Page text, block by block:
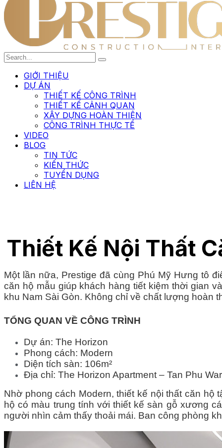
GIỚI THIỆU
DỰ ÁN
THIẾT KẾ CÔNG TRÌNH
THIẾT KẾ CẢNH QUAN
XÂY DỰNG HOÀN THIỆN
CÔNG TRÌNH THỰC TẾ
VIDEO
BLOG
TIN TỨC
KIẾN THỨC
TUYỂN DỤNG
LIÊN HỆ
Thiết Kế Nội Thất
Một lần nữa, Prestige đã cùng Phú Mỹ Hưng tô
căn hộ mẫu giúp khách hàng tiết kiệm thời gian
khu Nam Sài Gòn. Không chỉ về chất lượng hoàn
TỔNG QUAN VỀ CÔNG TRÌNH
Dự án: The Horizon
Phong cách: Modern
Diện tích sàn: 106m²
Địa chỉ: The Horizon Apartment – Tan Phu
Nhờ phong cách Modern, thiết kế nội thất căn
hộ có màu trung tính với thiết kế sàn gỗ xương
người nhìn cảm thấy thoải mái. Ban công phòng